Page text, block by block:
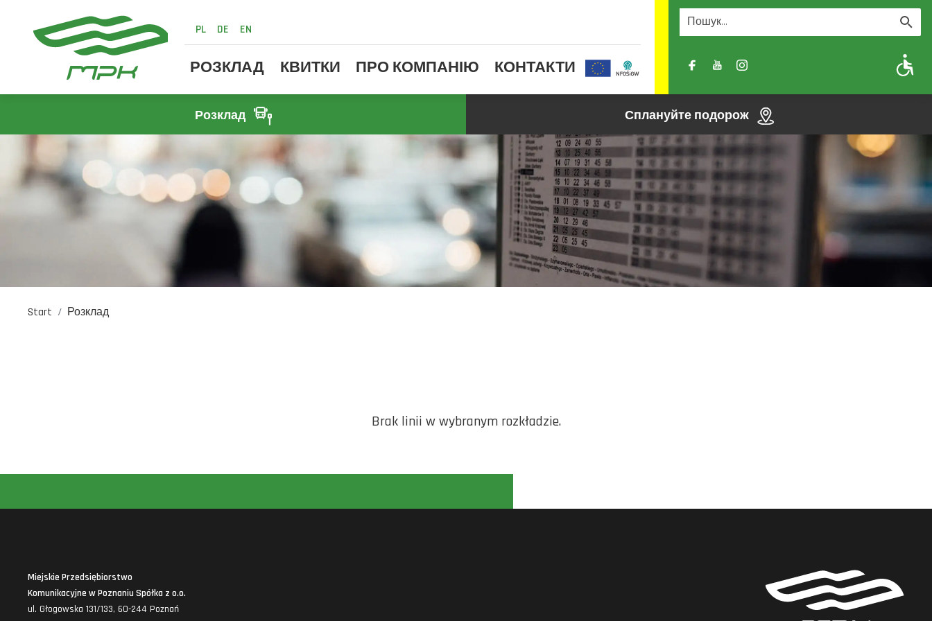
PL DE EN
РОЗКЛАД КВИТКИ ПРО КОМПАНІЮ КОНТАКТИ A- A A+
Розклад Сплануйте подорож
Start Розклад
Brak linii w wybranym rozkładzie.
Miejskie Przedsiębiorstwo
Komunikacyjne w Poznaniu Spółka z o.o.
ul. Głogowska 131/133, 60-244 Poznań